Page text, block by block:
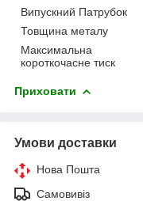
Випускний Патрубок
Товщина металу
Максимальна
короткочасне тиск
Приховати
Умови доставки
Нова Пошта
Самовивіз